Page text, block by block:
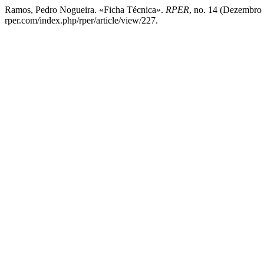
Ramos, Pedro Nogueira. «Ficha Técnica». RPER, no. 14
rper.com/index.php/rper/article/view/227.